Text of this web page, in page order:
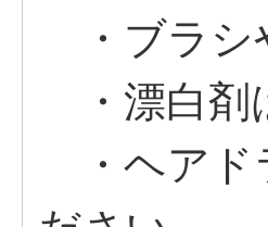
・ブラシ
・漂白剤
・ヘアド